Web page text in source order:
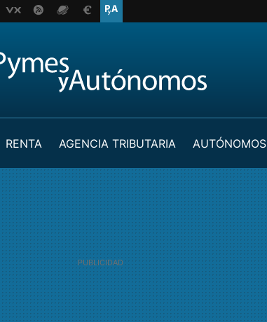
RENTA AGENCIA TRIBUTARIA AUTÓNOMOS